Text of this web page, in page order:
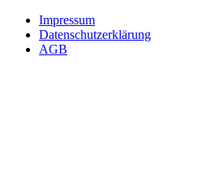
Impressum
Datenschutzerklärung
AGB